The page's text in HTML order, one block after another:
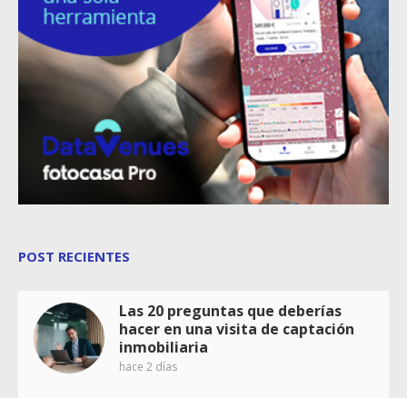
POST RECIENTES
Las 20 preguntas que deberías
hacer en una visita de captación
inmobiliaria
hace 2 días